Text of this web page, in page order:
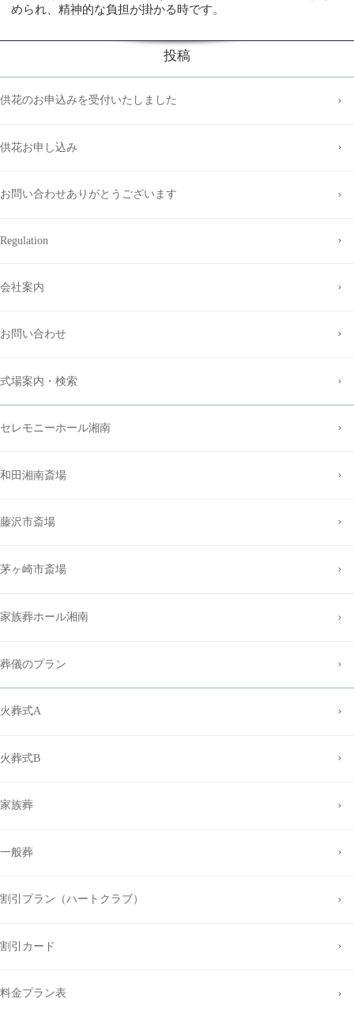
められ、精神的な負担が掛かる時です。
投稿
供花のお申込みを受付いたしました
供花お申し込み
お問い合わせありがとうございます
Regulation
会社案内
お問い合わせ
式場案内・検索
セレモニーホール湘南
和田湘南斎場
藤沢市斎場
茅ヶ崎市斎場
家族葬ホール湘南
葬儀のプラン
火葬式A
火葬式B
家族葬
一般葬
割引プラン（ハートクラブ）
割引カード
料金プラン表